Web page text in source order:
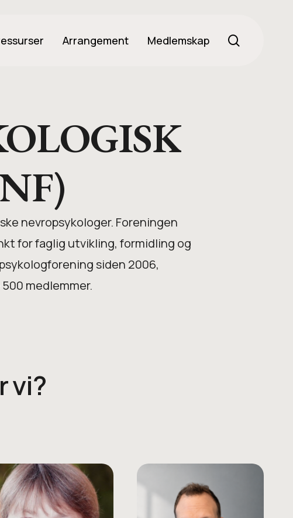
Arrangement Medlemskap
nevropsykologer. Foreningen
for faglig utvikling, formidling og
siden 2006,
medlemmer.
vi?